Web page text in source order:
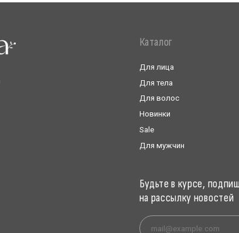
Отправляя форму, вы даете согласие на
получение рекламно-информационных писем